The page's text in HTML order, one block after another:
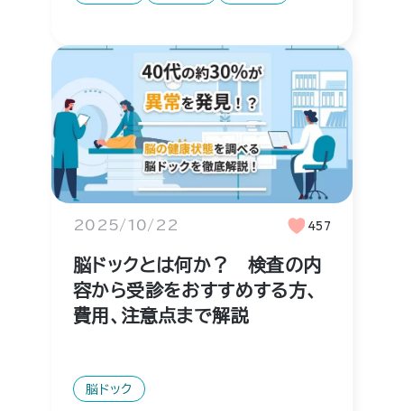
2025/10/22 457
脳ドックとは何か？ 検査の内
容から受診をおすすめする方、
費用、注意点まで解説
脳ドック